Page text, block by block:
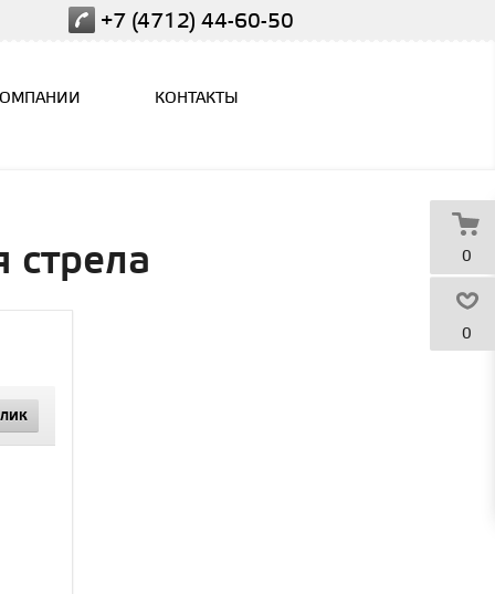
+7 (4712) 44-60-50
КОНТАКТЫ
0
0